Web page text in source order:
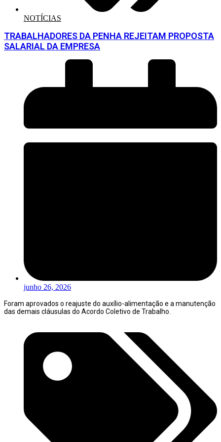
NOTÍCIAS
TRABALHADORES DA PENHA REJEITAM PROPOSTA
SALARIAL DA EMPRESA
junho 26, 2026
Foram aprovados o reajuste do auxílio-alimentação e a manutenção
das demais cláusulas do Acordo Coletivo de Trabalho.